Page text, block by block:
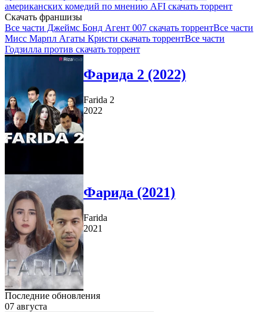
американских комедий по мнению AFI скачать торрент
Скачать франшизы
Все части Джеймс Бонд Агент 007 скачать торрентВсе части
Мисс Марпл Агаты Кристи скачать торрентВсе части
Годзилла против скачать торрент
Фарида 2 (2022)
Farida 2
2022
Фарида (2021)
Farida
2021
Последние обновления
07 августа